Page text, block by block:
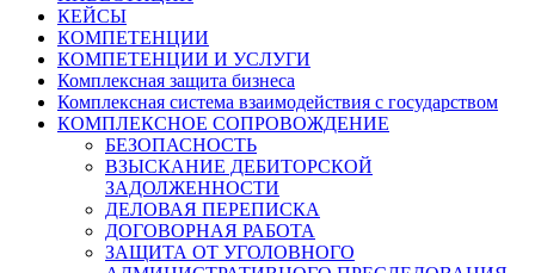
КЕЙСЫ
КОМПЕТЕНЦИИ
КОМПЕТЕНЦИИ И УСЛУГИ
Комплексная защита бизнеса
Комплексная система взаимодействия с государством
КОМПЛЕКСНОЕ СОПРОВОЖДЕНИЕ
БЕЗОПАСНОСТЬ
ВЗЫСКАНИЕ ДЕБИТОРСКОЙ
ЗАДОЛЖЕННОСТИ
ДЕЛОВАЯ ПЕРЕПИСКА
ДОГОВОРНАЯ РАБОТА
ЗАЩИТА ОТ УГОЛОВНОГО